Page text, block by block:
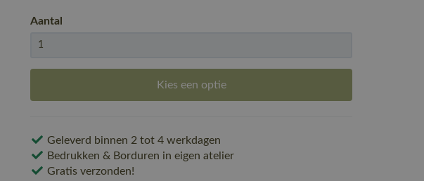
Aantal
Kies een optie
Geleverd binnen 2 tot 4 werkdagen
Bedrukken & Borduren in eigen atelier
Gratis verzonden!